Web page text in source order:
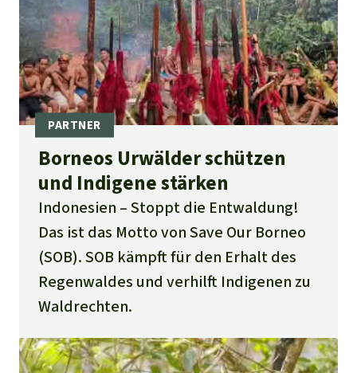
Borneos Urwälder schützen
und Indigene stärken
Indonesien
Stoppt die Entwaldung!
Das ist das Motto von Save Our Borneo
(SOB). SOB kämpft für den Erhalt des
Regenwaldes und verhilft Indigenen zu
Waldrechten.